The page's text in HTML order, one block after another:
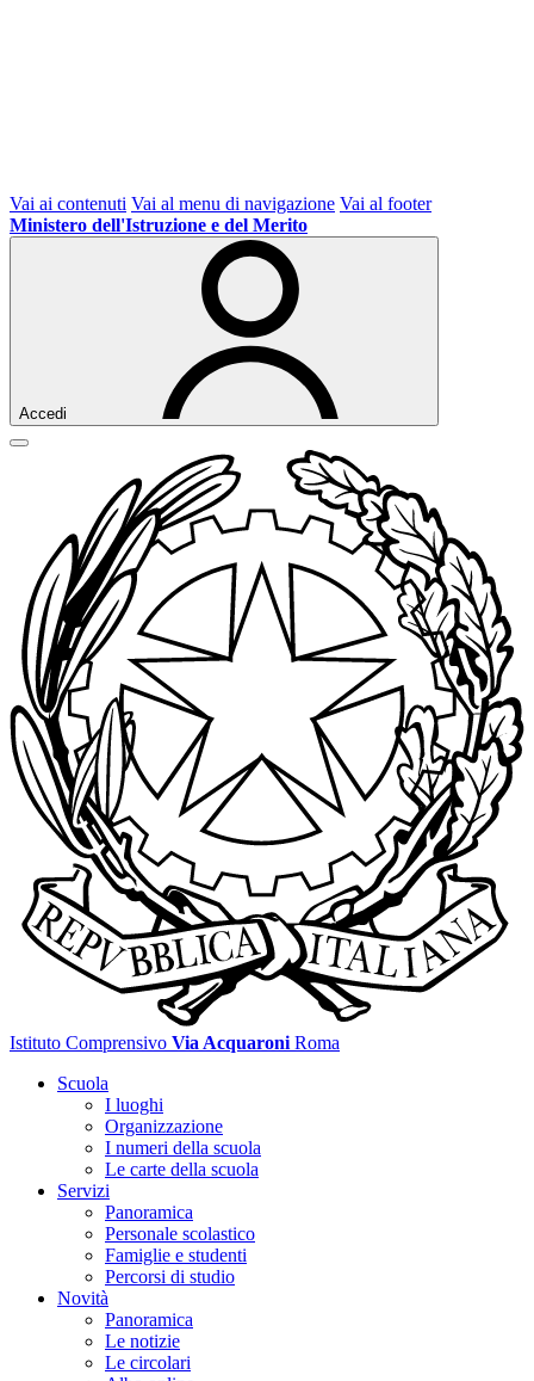
Vai ai contenuti Vai al menu di navigazione Vai al footer
Ministero dell'Istruzione e del Merito
Accedi
Istituto Comprensivo Via Acquaroni Roma
Scuola
I luoghi
Organizzazione
I numeri della scuola
Le carte della scuola
Servizi
Panoramica
Personale scolastico
Famiglie e studenti
Percorsi di studio
Novità
Panoramica
Le notizie
Le circolari